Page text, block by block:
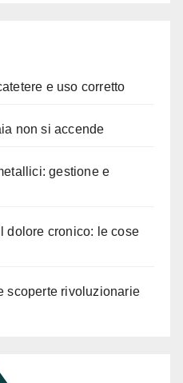
e uso corretto
non si accende
gestione e
dolore cronico: le cose
scoperte rivoluzionarie